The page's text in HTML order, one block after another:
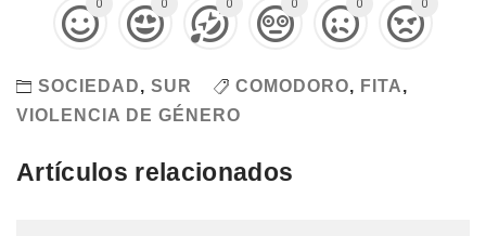
0 0 0 0 0 0
SOCIEDAD, SUR COMODORO, FITA,
VIOLENCIA DE GÉNERO
Artículos relacionados